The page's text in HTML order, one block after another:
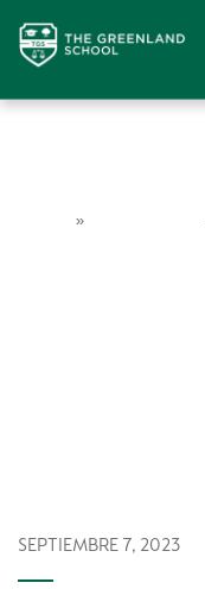
»
SEPTIEMBRE 7, 2023